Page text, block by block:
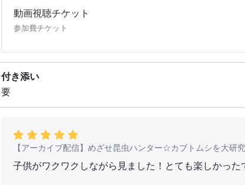
＼大好評、ぶっちー先生の新シリーズ！／
『生き物なるほど教室☆あの人気者も？絶滅危惧種を知ろ
https://www.kidsweekend.jp/portal/events/B21EE8A2
【公益財団法人 旭硝子財団の紹介】
https://www.af-info.or.jp/about/
旭硝子財団は，次の時代を拓くための研究等への助成
寄与します。（主務官庁：内閣府）
☆ブループラネット賞：https://www.af-info.or.jp/
☆サイモン・スチュアート博士：
https://www.af-
動画視聴チケット
参加費チケット
付き添い
要
【アーカイブ配信】めざせ昆虫ハンター☆カブトムシを大研究
子供がワクワクしながら見ました！とても楽しかった